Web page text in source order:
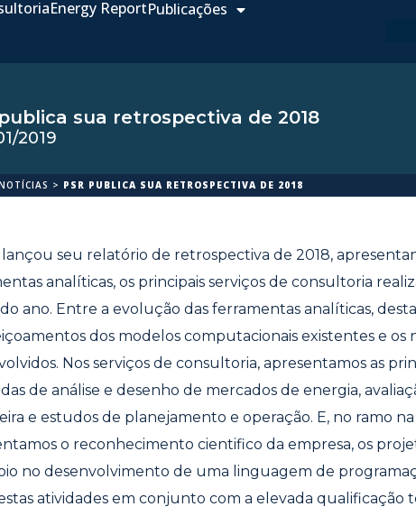
Energy ReportPublicações
publica sua retrospectiva de 2018
2019
> PSR PUBLICA SUA RETROSPECTIVA DE 2018
lançou seu relatório de retrospectiva de 2018,
analíticas, os principais serviços de consultoria
ano. Entre a evolução das ferramentas analíticas,
dos modelos computacionais existentes e os
Nos serviços de consultoria, apresentamos as
de análise e desenho de mercados de energia,
e estudos de planejamento e operação. E, no ramo
o reconhecimento cientifico da empresa, os
no desenvolvimento de uma linguagem de
atividades em conjunto com a elevada qualificação